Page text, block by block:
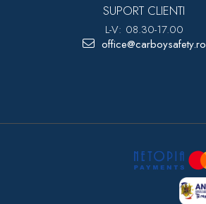
SUPORT CLIENTI
L-V: 08.30-17.00
office@carboysafety.ro